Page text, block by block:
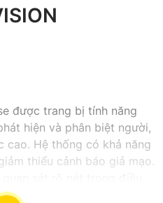
được trang bị tính năng
hiện và phân biệt người,
cao. Hệ thống có khả năng
thiểu cảnh báo giả mạo.
Starlight và các tính